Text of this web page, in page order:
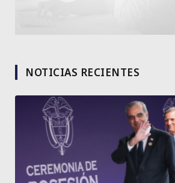
NOTICIAS RECIENTES